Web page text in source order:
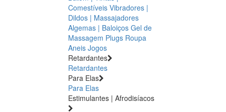
Comestíveis Vibradores |
Dildos | Massajadores
Algemas | Baloiços Gel de
Massagem Plugs Roupa
Aneis Jogos
Retardantes
Retardantes
Para Elas
Para Elas
Estimulantes | Afrodisíacos